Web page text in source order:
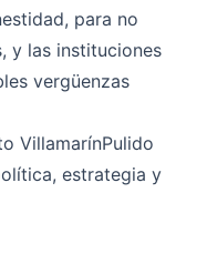
para no
y las instituciones
vergüenzas
VillamarínPulido
estrategia y